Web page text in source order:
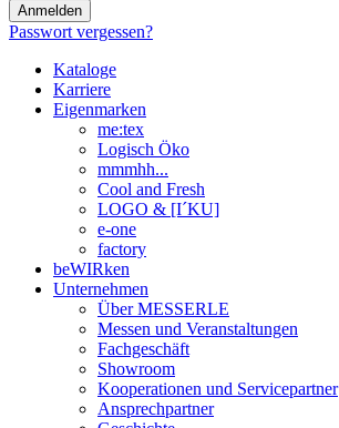
Anmelden
Passwort vergessen?
Kataloge
Karriere
Eigenmarken
me:tex
Logisch Öko
mmmhh...
Cool and Fresh
LOGO & [I´KU]
e-one
factory
beWIRken
Unternehmen
Über MESSERLE
Messen und Veranstaltungen
Fachgeschäft
Showroom
Kooperationen und Servicepartner
Ansprechpartner